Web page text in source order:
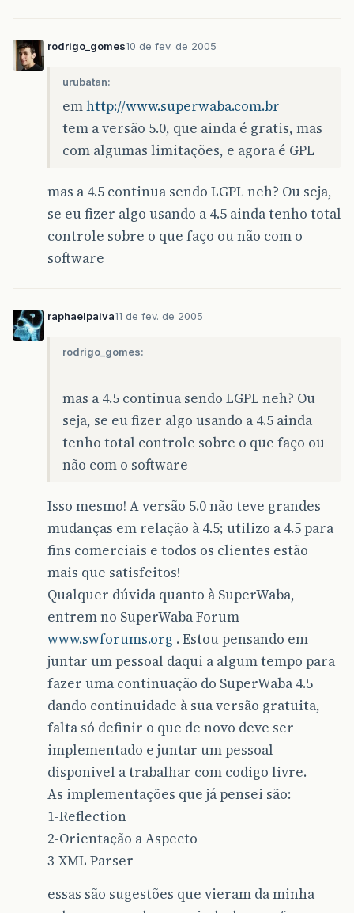
rodrigo_gomes10 de fev. de 2005
urubatan:
emhttp://www.superwaba.com.br
tem a versão 5.0, que ainda é gratis, mas
com algumas limitações, e agora é GPL
mas a 4.5 continua sendo LGPL neh? Ou seja,
se eu fizer algo usando a 4.5 ainda tenho total
controle sobre o que faço ou não com o
software
raphaelpaiva11 de fev. de 2005
rodrigo_gomes:
mas a 4.5 continua sendo LGPL neh? Ou
seja, se eu fizer algo usando a 4.5 ainda
tenho total controle sobre o que faço ou
não com o software
Isso mesmo! A versão 5.0 não teve grandes
mudanças em relação à 4.5; utilizo a 4.5 para
fins comerciais e todos os clientes estão
mais que satisfeitos!
Qualquer dúvida quanto à SuperWaba,
entrem no SuperWaba Forum
www.swforums.org . Estou pensando em
juntar um pessoal daqui a algum tempo para
fazer uma continuação do SuperWaba 4.5
dando continuidade à sua versão gratuita,
falta só definir o que de novo deve ser
implementado e juntar um pessoal
disponivel a trabalhar com codigo livre.
As implementações que já pensei são:
1-Reflection
2-Orientação a Aspecto
3-XML Parser
essas são sugestões que vieram da minha